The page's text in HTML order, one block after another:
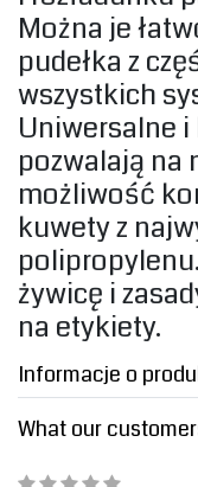
Można je
pudełka z
wszystkich
Uniwersalne
pozwalają na
możliwość
kuwety z
żywicę i
na etykiety‎.
Informacje o
What our